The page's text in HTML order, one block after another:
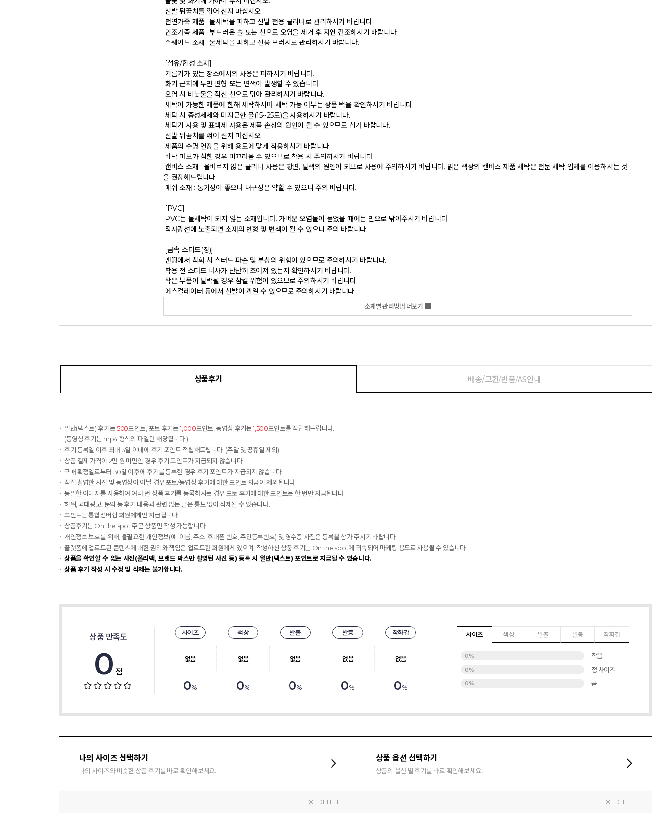
을 권장해드립니다.
에스컬레이터 등에서 신발이 끼일 수 있으므로 주의하시기 바랍니다.
소재별 관리방법 더보기
상품후기 배송/교환/반품/AS안내
일반(텍스트) 후기는500포인트, 포토 후기는1,000포인트, 동영상 후기는1,500포인트를 적립해드립니다.
(동영상 후기는 mp4 형식의 파일만 해당됩니다.)
후기 등록일 이후 최대 3일 이내에 후기 포인트 적립해드립니다. (주말 및 공휴일 제외)
상품 결제 가격이 2만 원 미만인 경우 후기 포인트가 지급되지 않습니다.
구매 확정일로부터 30일 이후에 후기를 등록한 경우 후기 포인트가 지급되지 않습니다.
직접 촬영한 사진 및 동영상이 아닐 경우 포토/동영상 후기에 대한 포인트 지급이 제외됩니다.
동일한 이미지를 사용하여 여러 번 상품 후기를 등록하시는 경우 포토 후기에 대한 포인트는 한 번만 지급됩니다.
허위, 과대광고, 문의 등 후기 내용과 관련 없는 글은 통보 없이 삭제될 수 있습니다.
포인트는 통합멤버십 회원에게만 지급됩니다.
상품후기는 On the spot 주문 상품만 작성 가능합니다.
개인정보 보호를 위해, 불필요한 개인정보(예: 이름, 주소, 휴대폰 번호, 주민등록번호) 및 영수증 사진은 등록을 삼가 주시기 바랍니다.
플랫폼에 업로드된 콘텐츠에 대한 권리와 책임은 업로드한 회원에게 있으며, 작성하신 상품 후기는 On the spot에 귀속되어 마케팅 용도로 사용될 수 있습니다.
상품을 확인할 수 없는 사진(폴리백, 브랜드 박스만 촬영된 사진 등) 등록 시 일반(텍스트) 포인트로 지급될 수 있습니다.
상품 후기 작성 시 수정 및 삭제는 불가합니다.
상품 만족도
0 점
사이즈
없음
0%
색상
없음
0%
발볼
없음
0%
발등
없음
0%
착화감
없음
0%
사이즈 색상 발볼 발등 착화감
0% 작음
0% 정 사이즈
0% 큼
나의 사이즈 선택하기
나의 사이즈와 비슷한 상품 후기를 바로 확인해보세요.
DELETE
상품 옵션 선택하기
상품의 옵션 별 후기를 바로 확인해보세요.
DELETE